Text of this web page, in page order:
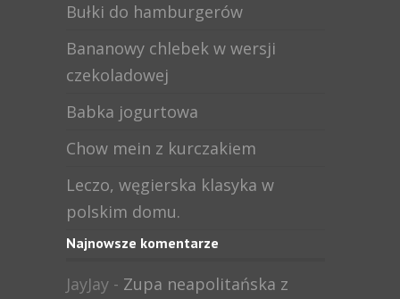
Bułki do hamburgerów
Bananowy chlebek w wersji
czekoladowej
Babka jogurtowa
Chow mein z kurczakiem
Leczo, węgierska klasyka w
polskim domu.
Najnowsze komentarze
JayJay - Zupa neapolitańska z